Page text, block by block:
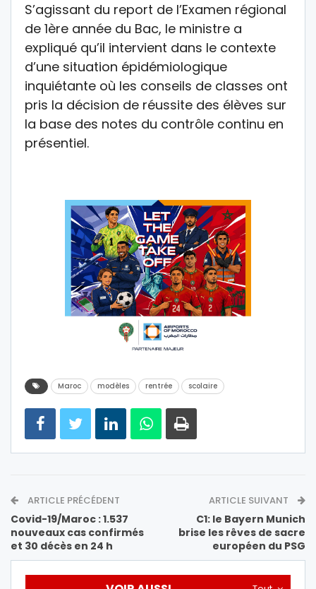
S’agissant du report de l’Examen régional
de 1ère année du Bac, le ministre a
expliqué qu’il intervient dans le contexte
d’une situation épidémiologique
inquiétante où les conseils de classes ont
pris la décision de réussite des élèves sur
la base des notes du contrôle continu en
présentiel.
Maroc modèles rentrée scolaire
ARTICLE PRÉCÉDENT
Covid-19/Maroc : 1.537
nouveaux cas confirmés
et 30 décès en 24 h
ARTICLE SUIVANT
C1: le Bayern Munich
brise les rêves de sacre
européen du PSG